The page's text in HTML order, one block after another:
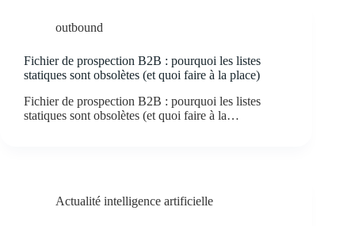
outbound
Fichier de prospection B2B : pourquoi les listes
statiques sont obsolètes (et quoi faire à la place)
Fichier de prospection B2B : pourquoi les listes
statiques sont obsolètes (et quoi faire à la…
Actualité intelligence artificielle